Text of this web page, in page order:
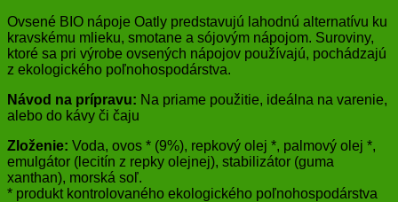
Ovsené BIO nápoje Oatly predstavujú lahodnú alternatívu ku
kravskému mlieku, smotane a sójovým nápojom. Suroviny,
ktoré sa pri výrobe ovsených nápojov používajú, pochádzajú
z ekologického poľnohospodárstva.
Návod na prípravu: Na priame použitie, ideálna na varenie,
alebo do kávy či čaju
Zloženie: Voda, ovos * (9%), repkový olej *, palmový olej *,
emulgátor (lecitín z repky olejnej), stabilizátor (guma
xanthan), morská soľ.
* produkt kontrolovaného ekologického poľnohospodárstva